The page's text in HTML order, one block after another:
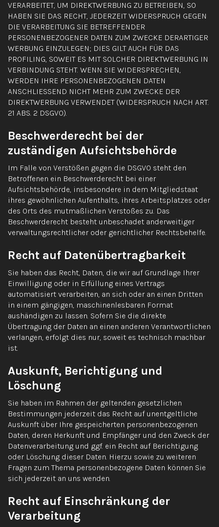
VERARBEITET, UM DIREKTWERBUNG ZU BETREIBEN, SO
HABEN SIE DAS RECHT, JEDERZEIT WIDERSPRUCH GEGEN
DIE VERARBEITUNG SIE BETREFFENDER
PERSONENBEZOGENER DATEN ZUM ZWECKE DERARTIGER
WERBUNG EINZULEGEN; DIES GILT AUCH FÜR DAS
PROFILING, SOWEIT ES MIT SOLCHER DIREKTWERBUNG IN
VERBINDUNG STEHT. WENN SIE WIDERSPRECHEN,
WERDEN IHRE PERSONENBEZOGENEN DATEN
ANSCHLIESSEND NICHT MEHR ZUM ZWECKE DER
DIREKTWERBUNG VERWENDET (WIDERSPRUCH NACH ART.
21 ABS. 2 DSGVO).
Beschwerde­recht bei der
zuständigen Aufsichts­behörde
Im Falle von Verstößen gegen die DSGVO steht den
Betroffenen ein Beschwerderecht bei einer
Aufsichtsbehörde, insbesondere in dem Mitgliedstaat
ihres gewöhnlichen Aufenthalts, ihres Arbeitsplatzes oder
des Orts des mutmaßlichen Verstoßes zu. Das
Beschwerderecht besteht unbeschadet anderweitiger
verwaltungsrechtlicher oder gerichtlicher Rechtsbehelfe.
Recht auf Daten­übertrag­barkeit
Sie haben das Recht, Daten, die wir auf Grundlage Ihrer
Einwilligung oder in Erfüllung eines Vertrags
automatisiert verarbeiten, an sich oder an einen Dritten
in einem gängigen, maschinenlesbaren Format
aushändigen zu lassen. Sofern Sie die direkte
Übertragung der Daten an einen anderen Verantwortlichen
verlangen, erfolgt dies nur, soweit es technisch machbar
ist.
Auskunft, Berichtigung und
Löschung
Sie haben im Rahmen der geltenden gesetzlichen
Bestimmungen jederzeit das Recht auf unentgeltliche
Auskunft über Ihre gespeicherten personenbezogenen
Daten, deren Herkunft und Empfänger und den Zweck der
Datenverarbeitung und ggf. ein Recht auf Berichtigung
oder Löschung dieser Daten. Hierzu sowie zu weiteren
Fragen zum Thema personenbezogene Daten können Sie
sich jederzeit an uns wenden.
Recht auf Einschränkung der
Verarbeitung